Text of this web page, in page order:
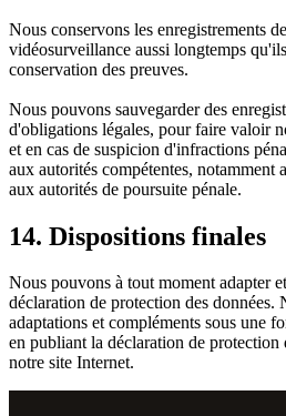
Nous conservons les enregistrements
vidéosurveillance aussi longtemps
conservation des preuves.
Nous pouvons sauvegarder des
d'obligations légales, pour faire valoir
et en cas de suspicion d'infractions
aux autorités compétentes, notamment
aux autorités de poursuite pénale.
14. Dispositions finales
Nous pouvons à tout moment adapter
déclaration de protection des données.
adaptations et compléments sous une
en publiant la déclaration de protection
notre site Internet.